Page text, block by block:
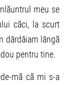
meu se
căci, la scurt
dârdâiam lângă
pentru tine.
mă că mi s-a